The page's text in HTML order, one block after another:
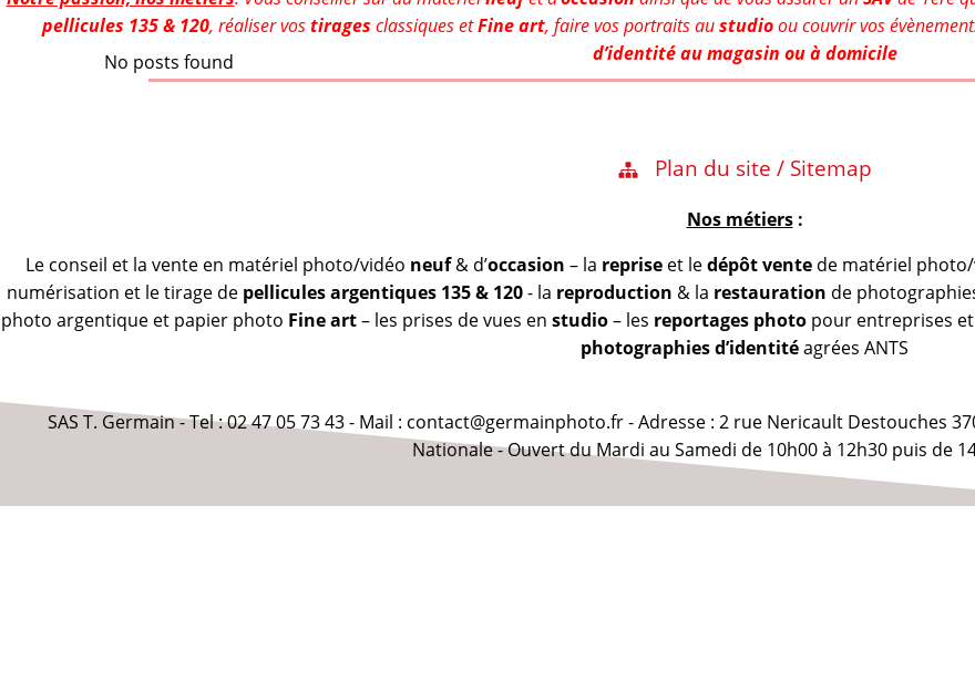
pellicules 135 & 120, réaliser vostirages classiques etFine art, faire vos portraits austudioou couvrir vos
d’identité au magasin ou à domicile
No posts found
Plan du site / Sitemap
Nos métiers:
Le conseil et la vente en matériel photo/vidéo neuf& d’occasion – la repriseet ledépôt ventede matériel photo/
numérisation et le tirage de pellicules argentiques 135 & 120- la reproduction & la restauration de
photo argentique et papier photo Fine art– les prises de vues en studio– les reportages photopour entreprises
photographies d’identitéagrées ANTS
SAS T. Germain - Tel : 02 47 05 73 43 - Mail : contact@germainphoto.fr - Adresse : 2 rue Nericault Destouches
Nationale - Ouvert du Mardi au Samedi de 10h00 à 12h30 puis de